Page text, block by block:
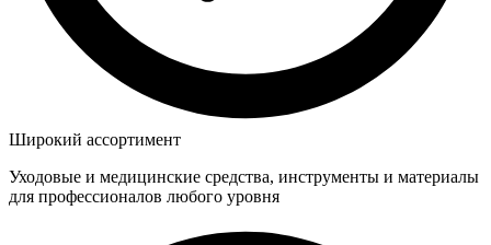
Широкий ассортимент
Уходовые и медицинские средства, инструменты и материалы
для профессионалов любого уровня